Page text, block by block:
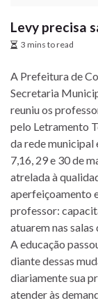
Levy precisa
3 mins to read
A Prefeitura de
Secretaria
reuniu os
pelo Letramento
da rede municipal
7,16, 29 e 30 de
atrelada à
aperfeiçoamento
professor:
atuarem nas salas
A educação
diante dessas
diariamente sua
atender às